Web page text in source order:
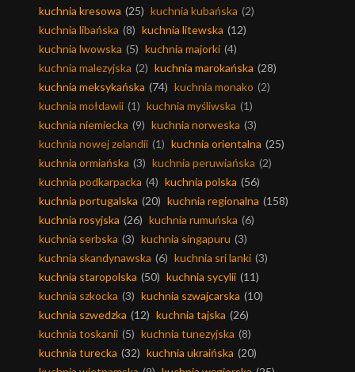
kuchnia kresowa (25) kuchnia kubańska (2)
kuchnia libańska (8) kuchnia litewska (12)
kuchnia lwowska (5) kuchnia majorki (4)
kuchnia malezyjska (2) kuchnia marokańska (28)
kuchnia meksykańska (74) kuchnia monako (2)
kuchnia mołdawii (1) kuchnia myśliwska (1)
kuchnia niemiecka (9) kuchnia norweska (3)
kuchnia nowej zelandii (1) kuchnia orientalna (25)
kuchnia ormiańska (3) kuchnia peruwiańska (2)
kuchnia podkarpacka (4) kuchnia polska (56)
kuchnia portugalska (20) kuchnia regionalna (158)
kuchnia rosyjska (26) kuchnia rumuńska (6)
kuchnia serbska (3) kuchnia singapuru (3)
kuchnia skandynawska (6) kuchnia sri lanki (3)
kuchnia staropolska (50) kuchnia sycylii (11)
kuchnia szkocka (3) kuchnia szwajcarska (10)
kuchnia szwedzka (12) kuchnia tajska (26)
kuchnia toskanii (5) kuchnia tunezyjska (8)
kuchnia turecka (32) kuchnia ukraińska (20)